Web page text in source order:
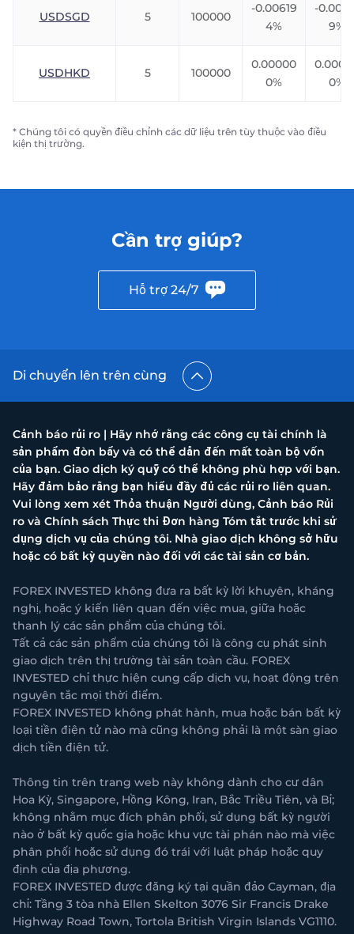
5 100000
-0.00619
4%
-
9%
5 100000
0.00000
0%
0%
USDSGD
USDHKD
* Chúng tôi có quyền điều chỉnh các dữ liệu trên tùy thuộc vào điều
kiện thị trường.
Cần trợ giúp?
Hỗ trợ 24/7
Di chuyển lên trên cùng
Cảnh báo rủi ro | Hãy nhớ rằng các công cụ tài chính là
sản phẩm đòn bẩy và có thể dẫn đến mất toàn bộ vốn
của bạn. Giao dịch ký quỹ có thể không phù hợp với bạn.
Hãy đảm bảo rằng bạn hiểu đầy đủ các rủi ro liên quan.
Vui lòng xem xét Thỏa thuận Người dùng, Cảnh báo Rủi
ro và Chính sách Thực thi Đơn hàng Tóm tắt trước khi sử
dụng dịch vụ của chúng tôi. Nhà giao dịch không sở hữu
hoặc có bất kỳ quyền nào đối với các tài sản cơ bản.
FOREX INVESTED không đưa ra bất kỳ lời khuyên, kháng
nghị, hoặc ý kiến liên quan đến việc mua, giữa hoặc
thanh lý các sản phẩm của chúng tôi.
Tất cả các sản phẩm của chúng tôi là công cụ phát sinh
giao dịch trên thị trường tài sản toàn cầu. FOREX
INVESTED chỉ thực hiện cung cấp dịch vụ, hoạt động trên
nguyên tắc mọi thời điểm.
FOREX INVESTED không phát hành, mua hoặc bán bất kỳ
loại tiền điện tử nào mà cũng không phải là một sàn giao
dịch tiền điện tử.
Thông tin trên trang web này không dành cho cư dân
Hoa Kỳ, Singapore, Hồng Kông, Iran, Bắc Triều Tiên, và Bỉ;
không nhằm mục đích phân phối, sử dụng bất kỳ người
nào ở bất kỳ quốc gia hoặc khu vực tài phán nào mà việc
phân phối hoặc sử dụng đó trái với luật pháp hoặc quy
định của địa phương.
FOREX INVESTED được đăng ký tại quần đảo Cayman, địa
chỉ: Tầng 3 tòa nhà Ellen Skelton 3076 Sir Francis Drake
Highway Road Town, Tortola British Virgin Islands VG1110.